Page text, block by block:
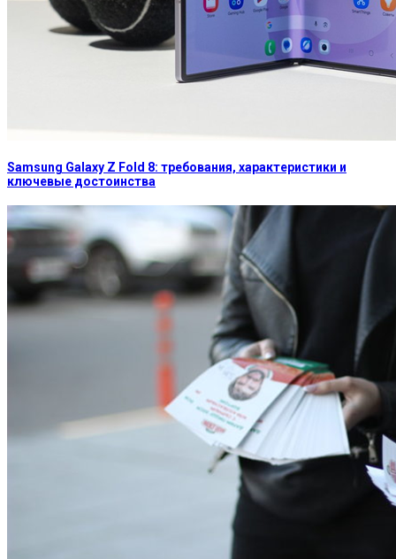
Samsung Galaxy Z Fold 8: требования, характеристики и
ключевые достоинства